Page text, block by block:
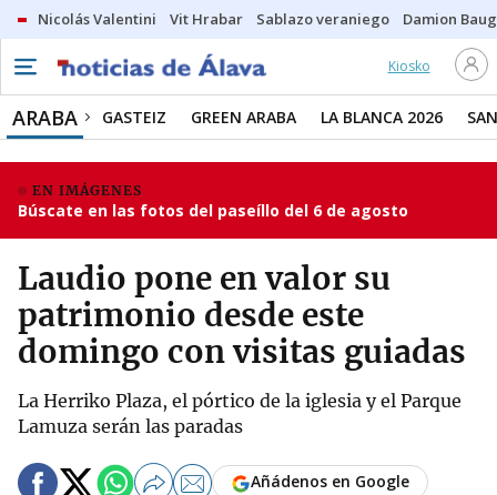
Nicolás Valentini Vit Hrabar Sablazo veraniego Damion
Kiosko
ARABA GASTEIZ GREEN ARABA LA BLANCA 2026
EN IMÁGENES
Búscate en las fotos del paseíllo del 6 de agosto
Laudio pone en valor su
patrimonio desde este
domingo con visitas guiadas
La Herriko Plaza, el pórtico de la iglesia y el Parque
Lamuza serán las paradas
Añádenos en Google